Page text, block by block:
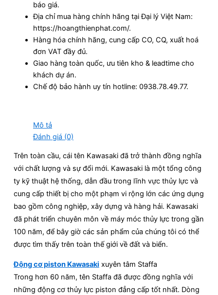
báo giá.
Địa chỉ mua hàng chính hãng tại Đại lý Việt Nam:
https://hoangthienphat.com/.
Hàng hóa chính hãng, cung cấp CO, CQ, xuất hoá
đơn VAT đầy đủ.
Giao hàng toàn quốc, ưu tiên kho & leadtime cho
khách dự án.
Chế độ bảo hành uy tín hotline: 0938.78.49.77.
Mô tả
Đánh giá (0)
Trên toàn cầu, cái tên Kawasaki đã trở thành đồng nghĩa
với chất lượng và sự đổi mới. Kawasaki là một tổng công
ty kỹ thuật hệ thống, dẫn đầu trong lĩnh vực thủy lực và
cung cấp thiết bị cho một phạm vi rộng lớn các ứng dụng
bao gồm công nghiệp, xây dựng và hàng hải. Kawasaki
đã phát triển chuyên môn về máy móc thủy lực trong gần
100 năm, để bây giờ các sản phẩm của chúng tôi có thể
được tìm thấy trên toàn thế giới về đất và biển.
Động cơ piston Kawasaki xuyên tâm Staffa
Trong hơn 60 năm, tên Staffa đã được đồng nghĩa với
những động cơ thủy lực piston đẳng cấp tốt nhất. Dòng